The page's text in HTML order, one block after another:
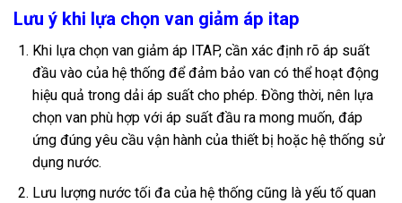
Lưu ý khi lựa chọn van giảm áp itap
Khi lựa chọn van giảm áp ITAP, cần xác định rõ áp suất
đầu vào của hệ thống để đảm bảo van có thể hoạt động
hiệu quả trong dải áp suất cho phép. Đồng thời, nên lựa
chọn van phù hợp với áp suất đầu ra mong muốn, đáp
ứng đúng yêu cầu vận hành của thiết bị hoặc hệ thống sử
dụng nước.
Lưu lượng nước tối đa của hệ thống cũng là yếu tố quan